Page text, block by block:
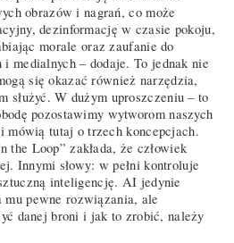
obrazów i nagrań, co może
dezinformację w czasie pokoju,
morale oraz zaufanie do
medialnych – dodaje. To jednak nie
się okazać również narzędzia,
służyć. W dużym uproszczeniu – to
pozostawimy wytworom naszych
mówią tutaj o trzech koncepcjach.
the Loop” zakłada, że człowiek
Innymi słowy: w pełni kontroluje
inteligencję. AI jedynie
pewne rozwiązania, ale
danej broni i jak to zrobić, należy